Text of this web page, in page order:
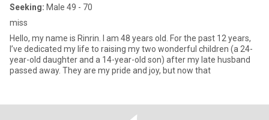
Seeking: Male 49 - 70
miss
Hello, my name is Rinrin. I am 48 years old. For the past 12 years,
I’ve dedicated my life to raising my two wonderful children (a 24-
year-old daughter and a 14-year-old son) after my late husband
passed away. They are my pride and joy, but now that